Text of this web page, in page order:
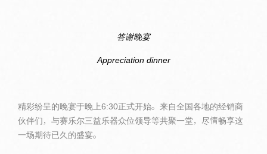
答谢晚宴
Appreciation dinner
精彩纷呈的晚宴于晚上6:30正式开始。来自全国各地的经销商
伙伴们，与赛乐尔三益乐器众位领导等共聚一堂，尽情畅享这
一场期待已久的盛宴。